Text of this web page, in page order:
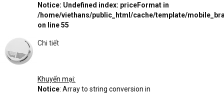
Notice: Undefined index: priceFormat in
/home/viethans/public_html/cache/template/
on line55
Chi tiết
Khuyến mại:
Notice: Array to string conversion in